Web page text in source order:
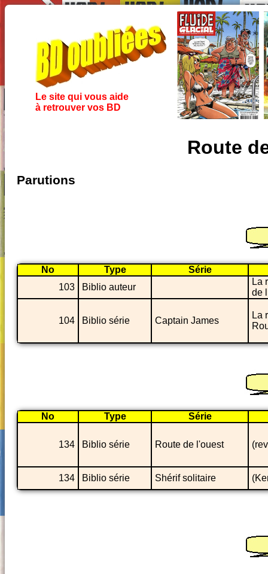
Le site qui vous aide
à retrouver vos BD
Route
Parutions
No Type
Série
103
Biblio auteur
La
de
104 Biblio série Captain James
La
No Type Série
134 Biblio série Route de l'ouest
134 Biblio série Shérif solitaire